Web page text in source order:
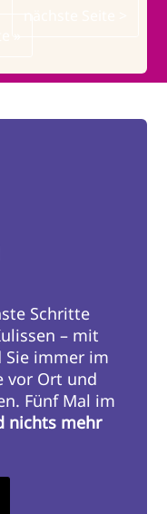
Schritte
– mit
immer im
vor Ort und
Fünf Mal im
nichts mehr